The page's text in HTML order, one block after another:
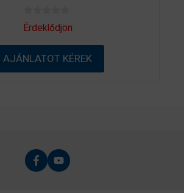
0
a
-
ő
Érdeklődjön
AJÁNLATOT KÉREK